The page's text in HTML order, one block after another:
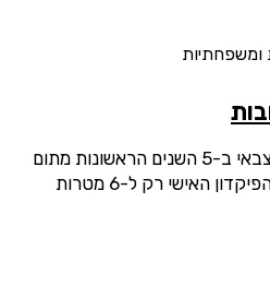
ומשפחתיות
לא ניתן למשוך את הפיקדון הצבאי ב-5 השנים הראשונות מתום
שירות החובה ניתן לממש את הפיקדון האישי רק ל-6 מטרות